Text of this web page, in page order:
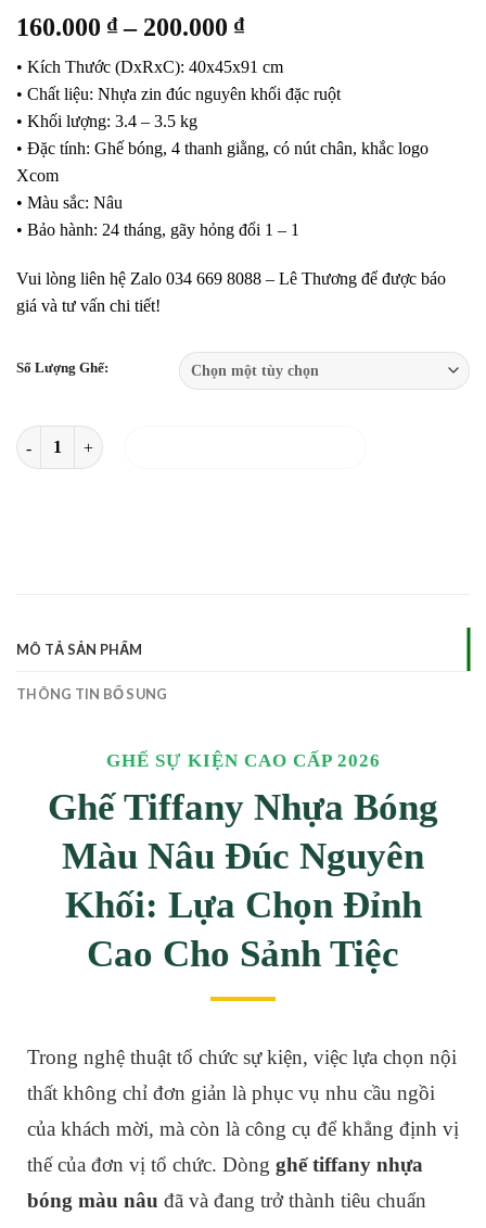
160.000 ₫ – 200.000 ₫Khoảng
từ
160.000 ₫
200.000 ₫
• Kích Thước (DxRxC): 40x45x91 cm
• Chất liệu: Nhựa zin đúc nguyên khối đặc ruột
• Khối lượng: 3.4 – 3.5 kg
• Đặc tính: Ghế bóng, 4 thanh giằng, có nút chân, khắc logo
Xcom
• Màu sắc: Nâu
• Bảo hành: 24 tháng, gãy hỏng đổi 1 – 1
Vui lòng liên hệ Zalo 034 669 8088 – Lê Thương để được báo
giá và tư vấn chi tiết!
Số Lượng Ghế:
Ghế Tiffany Nhựa Bóng Màu Nâu 04 Thanh Giằng Xcom số lượng
MÔ TẢ SẢN PHẨM
THÔNG TIN BỔ SUNG
GHẾ SỰ KIỆN CAO CẤP 2026
Ghế Tiffany Nhựa Bóng
Màu Nâu Đúc Nguyên
Khối: Lựa Chọn Đỉnh
Cao Cho Sảnh Tiệc
Trong nghệ thuật tổ chức sự kiện, việc lựa chọn nội
thất không chỉ đơn giản là phục vụ nhu cầu ngồi
của khách mời, mà còn là công cụ để khẳng định vị
thế của đơn vị tổ chức. Dòng ghế tiffany nhựa
bóng màu nâu đã và đang trở thành tiêu chuẩn